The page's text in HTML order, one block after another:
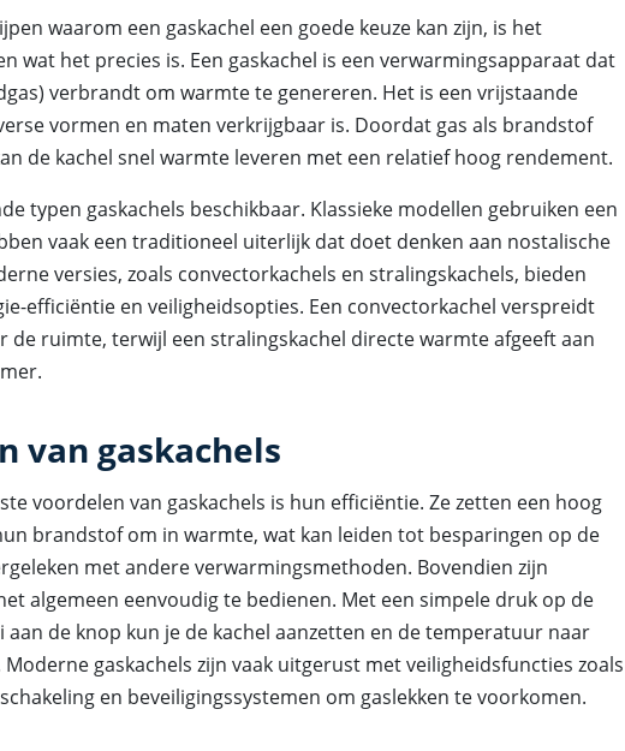
waarom een gaskachel een goede keuze kan zijn, is het
wat het precies is. Een gaskachel is een verwarmingsapparaat dat
verbrandt om warmte te genereren. Het is een vrijstaande
vormen en maten verkrijgbaar is. Doordat gas als brandstof
de kachel snel warmte leveren met een relatief hoog rendement.
typen gaskachels beschikbaar. Klassieke modellen gebruiken een
vaak een traditioneel uiterlijk dat doet denken aan nostalische
versies, zoals convectorkachels en stralingskachels, bieden
efficiëntie en veiligheidsopties. Een convectorkachel verspreidt
de ruimte, terwijl een stralingskachel directe warmte afgeeft aan
van gaskachels
voordelen van gaskachels is hun efficiëntie. Ze zetten een hoog
brandstof om in warmte, wat kan leiden tot besparingen op de
met andere verwarmingsmethoden. Bovendien zijn
algemeen eenvoudig te bedienen. Met een simpele druk op de
aan de knop kun je de kachel aanzetten en de temperatuur naar
Moderne gaskachels zijn vaak uitgerust met veiligheidsfuncties zoals
en beveiligingssystemen om gaslekken te voorkomen.